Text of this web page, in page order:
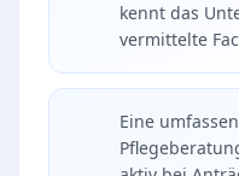
kennt das
vermittelte
Eine